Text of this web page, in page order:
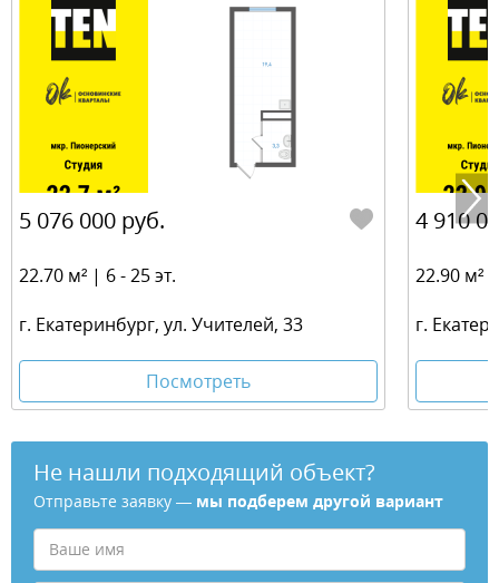
5 076 000 руб.
22.70 м² | 6 - 25 эт.
г. Екатеринбург, ул. Учителей, 33
Посмотреть
4 910
22.90 м²
г.
Не нашли подходящий объект?
Отправьте заявку — мы подберем другой вариант